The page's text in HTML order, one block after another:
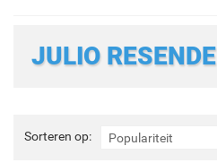
JULIO RESENDE
Sorteren op: Populariteit
Sorteren
op: